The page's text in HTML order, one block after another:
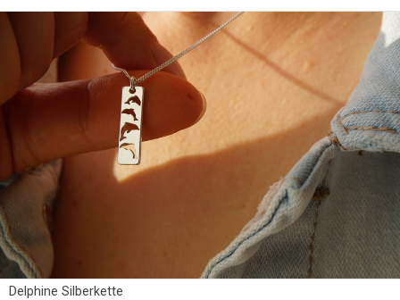
Delphine Silberkette